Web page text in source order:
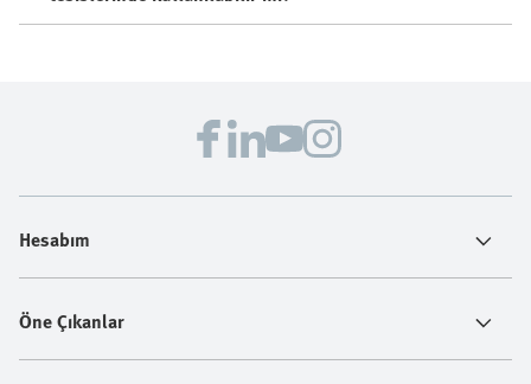
Hesabım
Öne Çıkanlar